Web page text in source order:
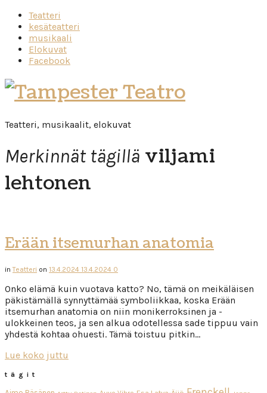
Teatteri
kesäteatteri
musikaali
Elokuvat
Facebook
Tampester
Teatro
Teatteri, musikaalit, elokuvat
Merkinnät tägillä viljami
lehtonen
Erään itsemurhan anatomia
inTeatteri on 13.4.2024 13.4.2024 0
Onko elämä kuin vuotava katto? No, tämä on meikäläisen
päkistämällä synnyttämää symboliikkaa, koska Erään
itsemurhan anatomia on niin monikerroksinen ja -
ulokkeinen teos, ja sen alkua odotellessa sade tippuu vain
yhdestä kohtaa ohuesti. Tämä toistuu pitkin…
Lue koko juttu
tägit